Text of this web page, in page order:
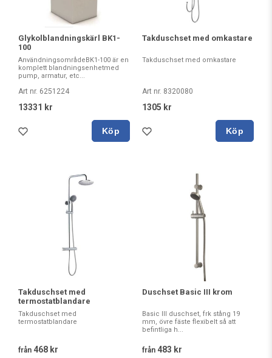
Glykolblandningskärl BK1-
100
AnvändningsområdeBK1-100 är en
komplett blandningsenhetmed
pump, armatur, etc...
Art nr. 6251224
13331 kr
Köp
Takduschset med omkastare
Takduschset med omkastare
Art nr. 8320080
1305 kr
Köp
Takduschset med
termostatblandare
Takduschset med
termostatblandare
från 468 kr
Duschset Basic III krom
Basic III duschset, frk stång 19
mm, övre fäste flexibelt så att
befintliga h...
från 483 kr